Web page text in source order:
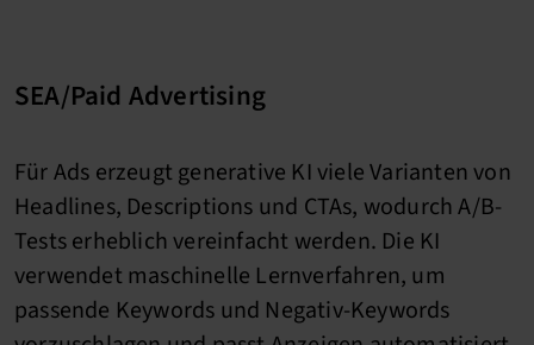
SEA/Paid Advertising
Für Ads erzeugt generative KI viele Varianten von
Headlines, Descriptions und CTAs, wodurch A/B-
Tests erheblich vereinfacht werden. Die KI
verwendet maschinelle Lernverfahren, um
passende Keywords und Negativ-Keywords